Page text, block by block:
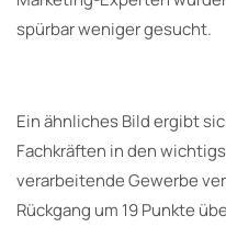
spürbar weniger gesucht.
Ein ähnliches Bild ergibt
Fachkräften in den
verarbeitende Gewerbe
Rückgang um 19 Punkte